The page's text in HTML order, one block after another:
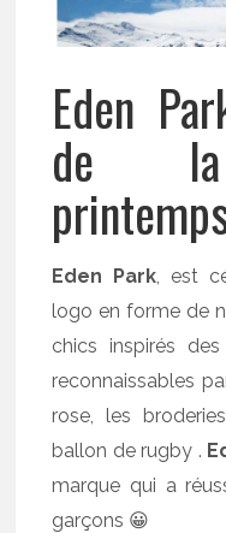
Eden
de la
Eden Park, est
logo en forme de
chics inspirés
reconnaissables
rose, les
ballon de rugby .
marque qui a
garçons 😀